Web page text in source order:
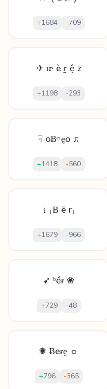
+1684 -709
✈ ᵫ è ṟ ệ z
+1198 -293
☟ oɃᵉʳḛo ♫
+1418 -560
↓ ⸤Ƀ ē r⸥
+1679 -966
➹ ᵇềɍ ❀
+729 -48
✺ Ƀеɍḙ ☼
+796 -365